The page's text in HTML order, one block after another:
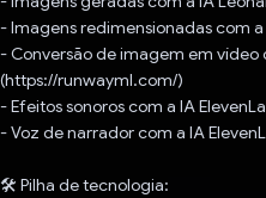
- Imagens redimensionadas com
- Conversão de imagem em vídeo
(https://runwayml.com/)
- Efeitos sonoros com a IA
- Voz de narrador com a IA
🛠️ Pilha de tecnologia: